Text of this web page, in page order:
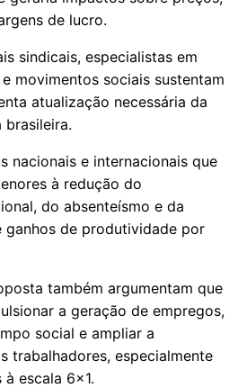
de lucro.
sindicais, especialistas em
movimentos sociais sustentam
atualização necessária da
brasileira.
nacionais e internacionais que
à redução do
do absenteísmo e da
ganhos de produtividade por
também argumentam que
a geração de empregos,
social e ampliar a
trabalhadores, especialmente
escala 6x1.